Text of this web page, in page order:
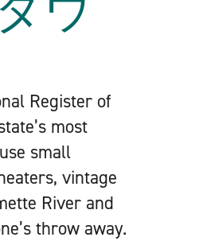
ウ
Register of
most
small
vintage
River and
throw away.